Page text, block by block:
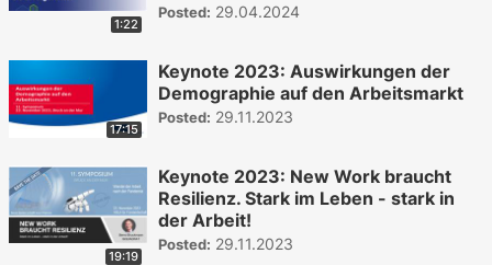
1:22
Posted: 29.04.2024
17:15
Keynote 2023: Auswirkungen der
Demographie auf den Arbeitsmarkt
Posted: 29.11.2023
19:19
Keynote 2023: New Work braucht
Resilienz. Stark im Leben - stark in
der Arbeit!
Posted: 29.11.2023